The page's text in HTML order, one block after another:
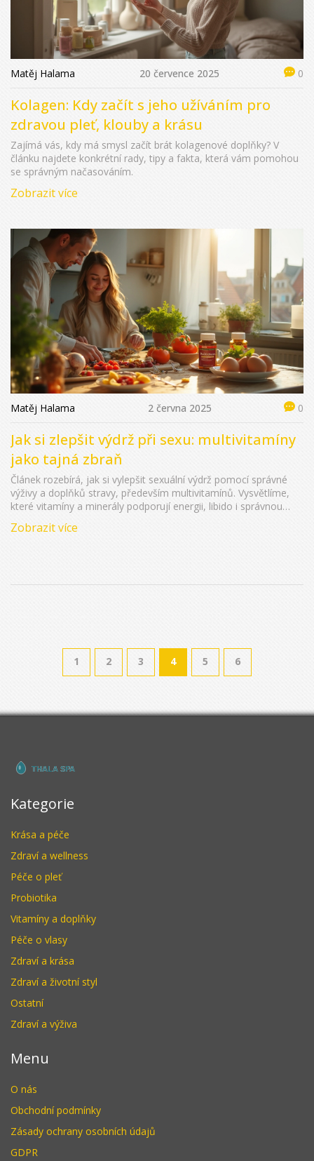
Matěj Halama 20 července 2025 0
Kolagen: Kdy začít s jeho užíváním pro
zdravou pleť, klouby a krásu
Zajímá vás, kdy má smysl začít brát kolagenové doplňky? V
článku najdete konkrétní rady, tipy a fakta, která vám pomohou
se správným načasováním.
Zobrazit více
Matěj Halama 2 června 2025 0
Jak si zlepšit výdrž při sexu: multivitamíny
jako tajná zbraň
Článek rozebírá, jak si vylepšit sexuální výdrž pomocí správné
výživy a doplňků stravy, především multivitamínů. Vysvětlíme,
které vitamíny a minerály podporují energii, libido i správnou
jídelníčku a denním režimu. Dozvíte se také, proč zdraví těla
Zobrazit více
1 2 3 4 5 6
Kategorie
Krása a péče
Zdraví a wellness
Péče o pleť
Probiotika
Vitamíny a doplňky
Péče o vlasy
Zdraví a krása
Zdraví a životní styl
Ostatní
Zdraví a výživa
Menu
O nás
Obchodní podmínky
Zásady ochrany osobních údajů
GDPR